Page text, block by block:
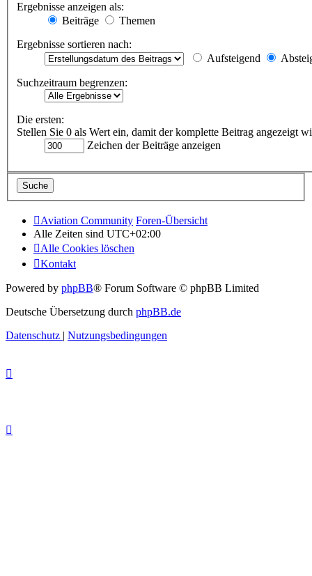
Ergebnisse anzeigen als:
Beiträge
Themen
Ergebnisse sortieren nach:
Aufsteigend
Suchzeitraum begrenzen:
Die ersten:
Stellen Sie 0 als Wert ein, damit der komplette Beitrag angezeigt
Zeichen der Beiträge anzeigen
Aviation Community Foren-Übersicht
Alle Zeiten sind UTC+02:00
Alle Cookies löschen
Kontakt
Powered by phpBB® Forum Software © phpBB Limited
Deutsche Übersetzung durch phpBB.de
Datenschutz | Nutzungsbedingungen